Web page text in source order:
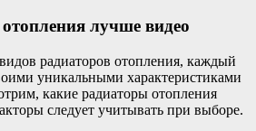
лучше видео
радиаторов отопления, каждый
уникальными характеристиками
какие радиаторы отопления
следует учитывать при выборе.